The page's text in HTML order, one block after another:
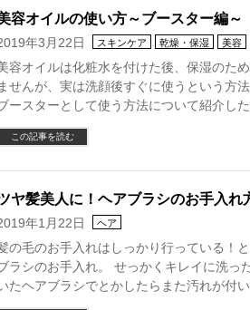
容オイルの使い方～ブースター編～
年3月22日 スキンケア 乾燥・保湿 美容
容オイルは化粧水を付けた後、保湿のた
ませんが、実は洗顔後すぐに使うという方
ースターとして使う方法について紹介した
この記事を読む
ヤ髪美人に！ヘアブラシのお手入れ
年1月22日 ヘア
の毛のお手入れはしっかり行っている！
ラシのお手入れ。 せっかくキレイに洗っ
たヘアブラシでとかしたらまた汚れが付